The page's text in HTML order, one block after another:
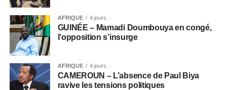
AFRIQUE 4 jours .
GUINÉE – Mamadi Doumbouya en congé,
l’opposition s’insurge
AFRIQUE 4 jours .
CAMEROUN – L’absence de Paul Biya
ravive les tensions politiques